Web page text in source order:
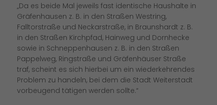
Da es beide Mal jeweils fast identische Haushalte in
Gräfenhausen z. B. in den Straßen Westring,
Falltorstraße und Neckarstraße, in Braunshardt z. B.
in den Straßen Kirchpfad, Hainweg und Dornhecke
sowie in Schneppenhausen z. B. in den Straßen
Pappelweg, Ringstraße und Gräfenhäuser Straße
traf, scheint es sich hierbei um ein wiederkehrendes
Problem zu handeln, bei dem die Stadt Weiterstadt
vorbeugend tätigen werden sollte.“